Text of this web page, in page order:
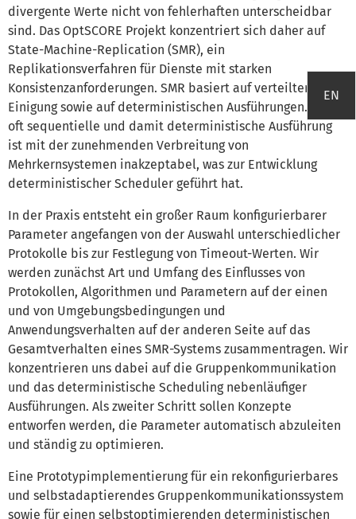
EN
divergente Werte nicht von fehlerhaften unterscheidbar
sind. Das OptSCORE Projekt konzentriert sich daher auf
State-Machine-Replication (SMR), ein
Replikationsverfahren für Dienste mit starken
Konsistenzanforderungen. SMR basiert auf verteilter
Einigung sowie auf deterministischen Ausführungen. Die
oft sequentielle und damit deterministische Ausführung
ist mit der zunehmenden Verbreitung von
Mehrkernsystemen inakzeptabel, was zur Entwicklung
deterministischer Scheduler geführt hat.
In der Praxis entsteht ein großer Raum konfigurierbarer
Parameter angefangen von der Auswahl unterschiedlicher
Protokolle bis zur Festlegung von Timeout-Werten. Wir
werden zunächst Art und Umfang des Einflusses von
Protokollen, Algorithmen und Parametern auf der einen
und von Umgebungsbedingungen und
Anwendungsverhalten auf der anderen Seite auf das
Gesamtverhalten eines SMR-Systems zusammentragen. Wir
konzentrieren uns dabei auf die Gruppenkommunikation
und das deterministische Scheduling nebenläufiger
Ausführungen. Als zweiter Schritt sollen Konzepte
entworfen werden, die Parameter automatisch abzuleiten
und ständig zu optimieren.
Eine Prototypimplementierung für ein rekonfigurierbares
und selbstadaptierendes Gruppenkommunikationssystem
sowie für einen selbstoptimierenden deterministischen